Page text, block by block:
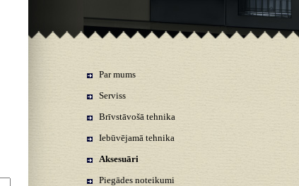
Par mums
Serviss
Brīvstāvošā tehnika
Iebūvējamā tehnika
Aksesuāri
Piegādes noteikumi